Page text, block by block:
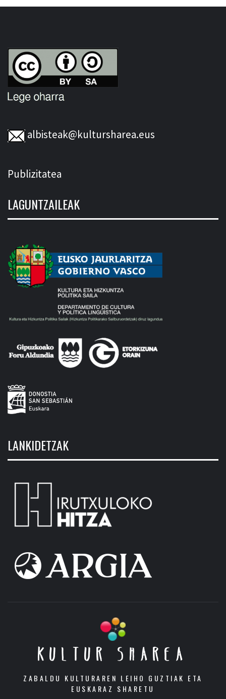
albisteak@kultursharea.eus
Publizitatea
LAGUNTZAILEAK
LANKIDETZAK
KULTUR SHAREA
ZABALDU KULTURAREN LEIHO GUZTIAK ETA
EUSKARAZ SHARETU